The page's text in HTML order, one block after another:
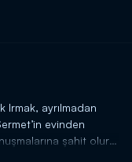
Irmak, ayrılmadan
evinden
şahit olur